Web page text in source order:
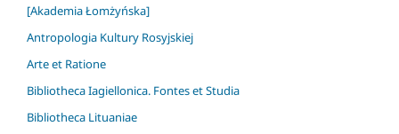
[Akademia Łomżyńska]
Antropologia Kultury Rosyjskiej
Arte et Ratione
Bibliotheca Iagiellonica. Fontes et Studia
Bibliotheca Lituaniae